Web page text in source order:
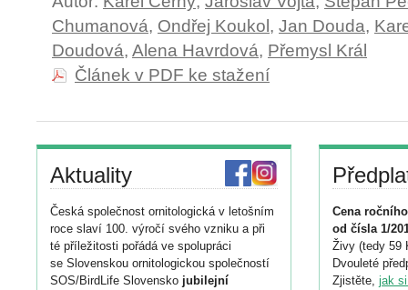
Chumanová, Ondřej Koukol , Jan Douda,
Doudová, Alena Havrdová, Přemysl Král
Článek v PDF ke stažení
Aktuality
Česká společnost ornitologická v letošním
roce slaví 100. výročí svého vzniku a při
té příležitosti pořádá ve spolupráci
se Slovenskou ornitologickou společností
SOS/BirdLife Slovensko jubilejní
Cena
od čísla 1/
Živy (tedy 59
Dvouleté
Zjistěte, jak